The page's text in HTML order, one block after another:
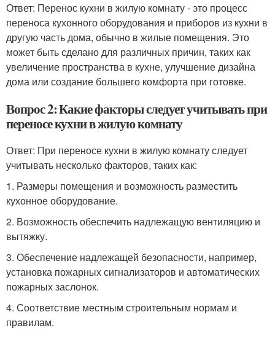
Ответ: Перенос кухни в жилую комнату - это процесс
переноса кухонного оборудования и приборов из кухни в
другую часть дома, обычно в жилые помещения. Это
может быть сделано для различных причин, таких как
увеличение пространства в кухне, улучшение дизайна
дома или создание большего комфорта при готовке.
Вопрос 2: Какие факторы следует учитывать при
переносе кухни в жилую комнату
Ответ: При переносе кухни в жилую комнату следует
учитывать несколько факторов, таких как:
1. Размеры помещения и возможность разместить
кухонное оборудование.
2. Возможность обеспечить надлежащую вентиляцию и
вытяжку.
3. Обеспечение надлежащей безопасности, например,
установка пожарных сигнализаторов и автоматических
пожарных заслонок.
4. Соответствие местным строительным нормам и
правилам.